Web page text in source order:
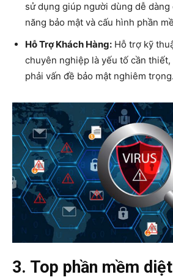
sử dụng giúp người dùng dễ dàng
năng bảo mật và cấu hình phần
Hỗ Trợ Khách Hàng: Hỗ trợ kỹ
chuyên nghiệp là yếu tố cần
phải vấn đề bảo mật nghiêm trọng.
3. Top phần mềm